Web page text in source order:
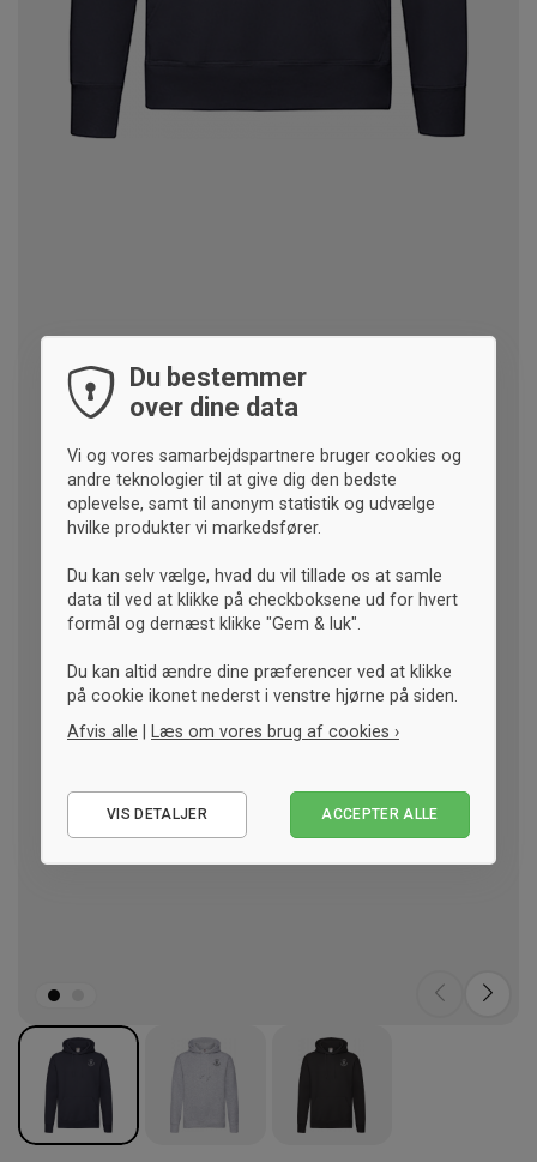
Du bestemmer
over dine data
Vi og vores samarbejdspartnere bruger cookies og
andre teknologier til at give dig den bedste
oplevelse, samt til anonym statistik og udvælge
hvilke produkter vi markedsfører.
Du kan selv vælge, hvad du vil tillade os at samle
data til ved at klikke på checkboksene ud for hvert
formål og dernæst klikke "Gem & luk".
Du kan altid ændre dine præferencer ved at klikke
på cookie ikonet nederst i venstre hjørne på siden.
Afvis alle
Læs om vores brug af cookies ›
Statistiske
VIS DETALJER ACCEPTER ALLE